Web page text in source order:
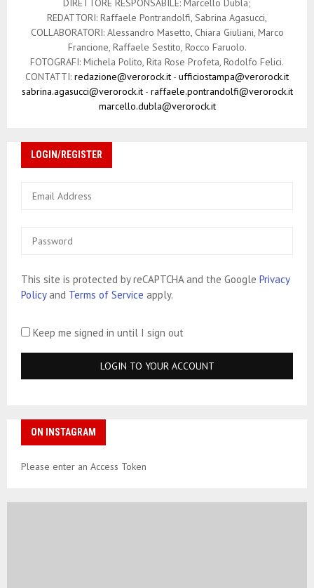
o
l
REDATTORI: Raffaele Pontrandolfi, Sabrina Agasucci,
COLLABORATORI: Alessandro Masetto, Chiara Giuliani, Marco
Francione, Raffaele Sestito, Rocco Faruolo.
FOTOGRAFI: Michela Polito, Rita Rose Profeta, Rodolfo Felici.
CONTATTI: redazione@verorock.it - ufficiostampa@verorock.it
sabrina.agasucci@verorock.it- raffaele.pontrandolfi@verorock.it
marcello.dubla@verorock.it
LOGIN/REGISTER
This site is protected by reCAPTCHA and the Google Privacy
Policyand Terms of Service apply.
Keep me signed in until I sign out
ON INSTAGRAM
Please enter an Access Token